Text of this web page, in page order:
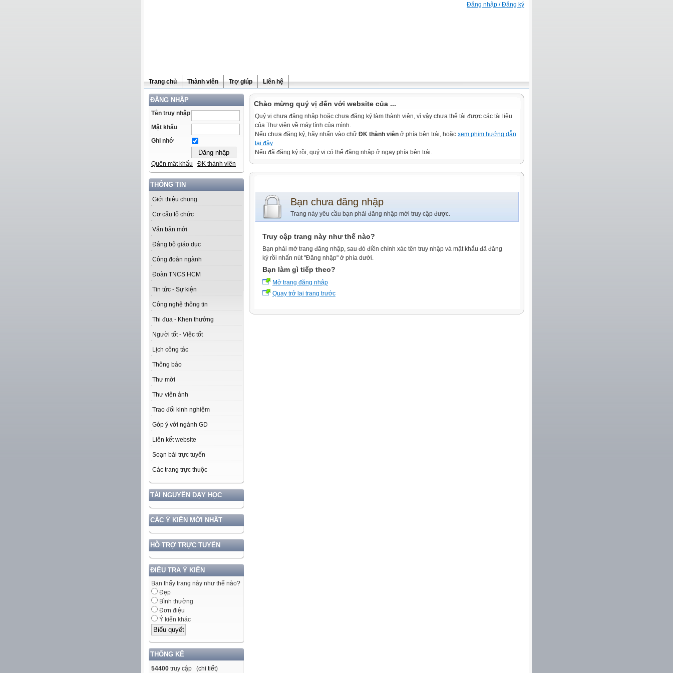
Đăng nhập / Đăng ký
Trang chủ Thành viên Trợ giúp Liên hệ
ĐĂNG NHẬP
Tên truy nhập
Mật khẩu
Ghi nhớ
Quên mật khẩu ĐK thành viên
THÔNG TIN
Giới thiệu chung
Cơ cấu tổ chức
Văn bản mới
Đảng bộ giáo dục
Công đoàn ngành
Đoàn TNCS HCM
Tin tức - Sự kiện
Công nghệ thông tin
Thi đua - Khen thưởng
Người tốt - Việc tốt
Lịch công tác
Thông báo
Thư mời
Thư viện ảnh
Trao đổi kinh nghiệm
Góp ý với ngành GD
Liên kết website
Soạn bài trực tuyến
Các trang trực thuộc
TÀI NGUYÊN DẠY HỌC
CÁC Ý KIẾN MỚI NHẤT
HỖ TRỢ TRỰC TUYẾN
ĐIỀU TRA Ý KIẾN
Bạn thấy trang này như thế nào?
Đẹp
Bình thường
Đơn điệu
Ý kiến khác
THỐNG KÊ
54400 truy cập (chi tiết)
Chào mừng quý vị đến với website của ...
Quý vị chưa đăng nhập hoặc chưa đăng ký làm thành viên, vì vậy chưa thể tải được các tài liệu
của Thư viện về máy tính của mình.
Nếu chưa đăng ký, hãy nhấn vào chữ ĐK thành viên ở phía bên trái, hoặc xem phim hướng dẫn
tại đây
Nếu đã đăng ký rồi, quý vị có thể đăng nhập ở ngay phía bên trái.
Bạn chưa đăng nhập
Trang này yêu cầu bạn phải đăng nhập mới truy cập được.
Truy cập trang này như thế nào?
Bạn phải mở trang đăng nhập, sau đó điền chính xác tên truy nhập và mật khẩu đã đăng
ký rồi nhấn nút "Đăng nhập" ở phía dưới.
Bạn làm gì tiếp theo?
Mở trang đăng nhập
Quay trở lại trang trước